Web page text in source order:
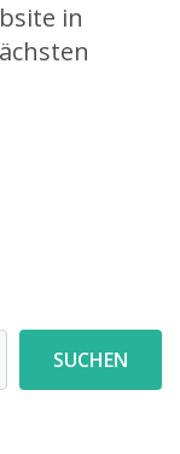
in
SUCHEN